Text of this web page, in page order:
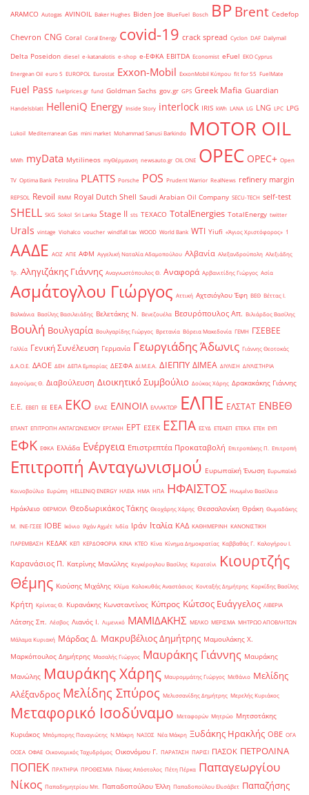
ARAMCO Autogas AVINOIL Baker Hughes Biden Joe BlueFuel Bosch BPBrent Cedefop
Chevron CNG Coral Coral Energy covid-19 crack spread Cyclon DAF Dailymail
Delta Poseidon diesel e-katanalotis e-shop e-ΕΦΚΑ EBITDA Economist eFuel EKO Cyprus
Energean Oil euro 5 EUROPOL Eurostat Exxon-Mobil ExxonMobil Κύπρου fit for 55 FuelMate
Fuel Pass fuelprices.gr fund Goldman Sachs gov.gr GPS Greek Mafia Guardian
Handelsblatt HelleniQ Energy Inside Story interlock IRIS kWh LANA LG LNG LPC LPG
Lukoil Mediterranean Gas mini market Mohammad Sanusi Barkindo MOTOR OIL
MWh myData Mytilineos myΘέρμανση newsauto.gr OIL ONE OPEC OPEC+ Open
TV Optima Bank Petrolina PLATTS Porsche POS Prudent Warrior RealNews refinery margin
REPSOL Revoil RMM Royal Dutch Shell Saudi Arabian Oil Company SECU-TECH self-test
SHELL SKG Sokol Sri Lanka Stage II sts TEXACO TotalEnergies TotalEnergy twitter
Urals vintage Viohalco voucher windfall tax WOOD World Bank WTI Yiufi «Άγιος Χριστόφορος» ΄1
ΑΑΔΕ ΑΟΖ ΑΠΕ ΑΦΜ Αγγελική Ναταλία Αδαμοπούλου Αλβανία Αλεξανδρούπολη Αλεξιάδης
Τρ. Αληγιζάκης Γιάννης Αναγνωστόπουλος Θ. Αναφορά Αρβανιτίδης Γιώργος Ασία
Ασμάτογλου Γιώργος Αττική Αχτσιόγλου Έφη ΒΕΘ Βέττας Ι.
Βαλκάνια Βασίλης Βασιλειάδης Βελετάκης Ν. Βενεζουέλα Βεσυρόπουλος Απ. Βιλιάρδος Βασίλης
Βουλή Βουλγαρία Βουλγαρίδης Γιώργος Βρετανία Βόρεια Μακεδονία ΓΕΜΗ ΓΣΕΒΕΕ
Γαλλία Γενική Συνέλευση Γερμανία Γεωργιάδης Άδωνις Γιάννης Θεοτοκάς
Δ.Α.Ο.Ε. ΔΑΟΕ ΔΕΗ ΔΕΠΑ Εμπορίας ΔΕΣΦΑ ΔΙ.Μ.Ε.Α. ΔΙΕΠΠΥ ΔΙΜΕΑ ΔΙΥΛΙΣΗ ΔΙΥΛΙΣΤΗΡΙΑ
Δαγούμας Θ. Διαβούλευση Διοικητικό Συμβούλιο Δούκας Χάρης Δρακακάκης Γιάννης
Ε.Ε. ΕΒΕΠ ΕΕ ΕΕΑ ΕΚΟ ΕΛΑΣ ΕΛΙΝΟΙΛ ΕΛΛΑΚΤΩΡ ΕΛΠΕ ΕΛΣΤΑΤ ΕΝΒΕΘ
ΕΠΑΝΤ ΕΠΙΤΡΟΠΗ ΑΝΤΑΓΩΝΙΣΜΟΥ ΕΡΓΑΝΗ ΕΡΤ ΕΣΕΚ ΕΣΠΑ ΕΣΥΔ ΕΤΕΑΕΠ ΕΤΕΚΑ ΕΤΕπ ΕΥΠ
ΕΦΚ ΕΦΚΑ Ελλάδα Ενέργεια Επιστρεπτέα Προκαταβολή Επιτροπάκης Π. Επιτροπή
Επιτροπή Ανταγωνισμού Ευρωπαϊκή Ένωση Ευρωπαϊκό
Κοινοβούλιο Ευρώπη ΗELLENiQ ENERGY ΗΛΕΙΑ ΗΜΑ ΗΠΑ ΗΦΑΙΣΤΟΣ Ηνωμένο Βασίλειο
Ηράκλειο ΘΕΡΜΟΙΛ Θεοδωρικάκος Τάκης Θεοχάρης Χάρης Θεσσαλονίκη Θράκη Θωμαδάκης
Μ. ΙΝΕ-ΓΣΕΕ ΙΟΒΕ Ικόνιο Ιλχάν Αχμέτ Ινδία Ιράν Ιταλία ΚΑΔ ΚΑΘΗΜΕΡΙΝΗ ΚΑΝΟΝΙΣΤΙΚΗ
ΠΑΡΕΜΒΑΣΗ ΚΕΔΑΚ ΚΕΠ ΚΕΡΔΟΦΟΡΙΑ ΚΙΝΑ ΚΤΕΟ Κίνα Κίνημα Δημοκρατίας Καββαθάς Γ. Καλογήρου Ι.
Καρανάσιος Π. Κατρίνης Μανώλης Κεγκέρογλου Βασίλης Κερατσίνι
Κιουρτζής
Θέμης Κιούσης Μιχάλης Κλίμα Κολοκυθάς Αναστάσιος Κονταξής Δημήτρης Κορκίδης Βασίλης
Κρήτη Κρίντας Θ. Κυρανάκης Κωνσταντίνος Κύπρος Κώτσος Ευάγγελος ΛΙΒΕΡΙΑ
Λάτσης Σπ. Λέσβος Λιανός Ι. Λιμενικό ΜΑΜΙΔΑΚΗΣ ΜΕΛΚΟ ΜΕΡΙΣΜΑ ΜΗΤΡΩΟ ΑΠΟΒΛΗΤΩΝ
Μάλαμα Κυριακή Μάρδας Δ. Μακρυβέλιος Δημήτρης Μαμουλάκης Χ.
Μαρκόπουλος Δημήτρης Μασαλής Γιώργος Μαυράκης Γιάννης Μαυράκης
Μανώλης Μαυράκης Χάρης Μαυρομμάτης Γιώργος Μεθάνιο Μελίδης
Αλέξανδρος Μελίδης Σπύρος Μελισσανίδης Δημήτρης Μερελής Κυριάκος
Μεταφορικό Ισοδύναμο Μεταφορών Μητρώο Μητσοτάκης
Κυριάκος Μπόμπορης Παναγιώτης Ν.Μάκρη ΝΑΞΟΣ Νέα Μάκρη Ξυδάκης Ηρακλής ΟΒΕ ΟΓΑ
ΟΟΣΑ ΟΦΑΕ Οικονομικός Ταχυδρόμος Οικονόμου Γ. ΠΑΡΑΤΑΣΗ ΠΑΡΙΣΙ ΠΑΣΟΚ ΠΕΤΡΟΛΙΝΑ
ΠΟΠΕΚ ΠΡΑΤΗΡΙΑ ΠΡΟΘΕΣΜΙΑ Πάνας Απόστολος Πέτη Πέρκα Παπαγεωργίου
Νίκος Παπαδημητρίου Μπ. Παπαδοπούλου Έλλη Παπαδοπούλου Ελισάβετ Παπαζήσης